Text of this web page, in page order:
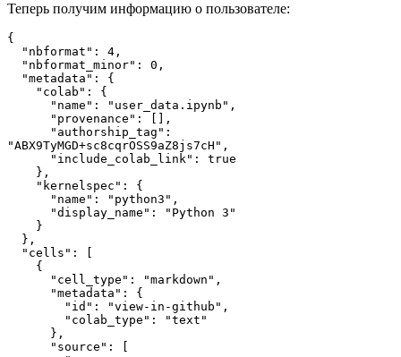
Теперь получим информацию о пользователе:
{
  "nbformat": 4,
  "nbformat_minor": 0,
  "metadata": {
    "colab": {
      "name": "user_data.ipynb",
      "provenance": [],
"ABX9TyMGD+sc8cqrOSS9aZ8js7cH",
      "include_colab_link": true
    },
    "kernelspec": {
      "name": "python3",
      "display_name": "Python 3"
    }
  },
  "cells": [
    {
      "cell_type": "markdown",
      "metadata": {
        "id": "view-in-github",
        "colab_type": "text"
      },
      "source": [